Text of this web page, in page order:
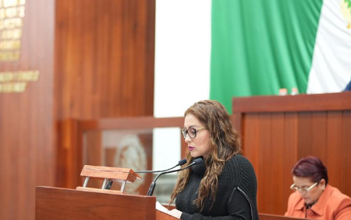
ECONOMÍA
[ abril 15, 2026 ]
Presenta Ray Vázquez iniciativa para proteger a mujeres de violencia
POLÍTICA
[ abril 13, 2026 ]
No es tiempo de simulaciones, sino de acompañar a la Presidenta:
ESTADOS
[ abril 13, 2026 ] Confirma Claudia Sheinbaum asistencia a la cumbre en España;
discutirán paz, soberanía y dignidad
CLAUDIA SHEINBAUM Y LORENA CUÉLLAR INAUGURAN UNIVERSIDAD
“ROSARIO CASTELLANOS” EN TEOLOCHOLCO
MUNICIPIOS
Lotería del Bicentenario del Senado de la República